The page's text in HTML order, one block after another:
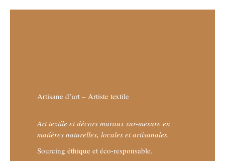
Artisane d’art – Artiste textile
Art textile et décors muraux sur-mesure en
matières naturelles, locales et artisanales.
Sourcing éthique et éco-responsable.